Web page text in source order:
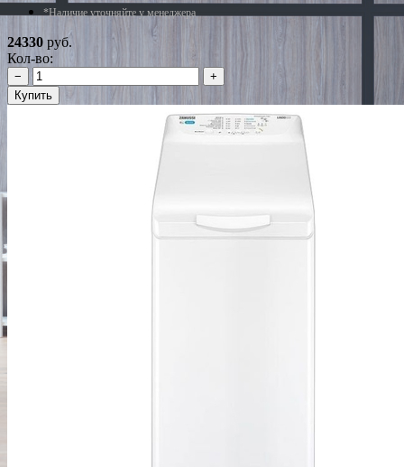
*Наличие уточняйте у менеджера
24330 руб.
Кол-во:
−
+
Купить